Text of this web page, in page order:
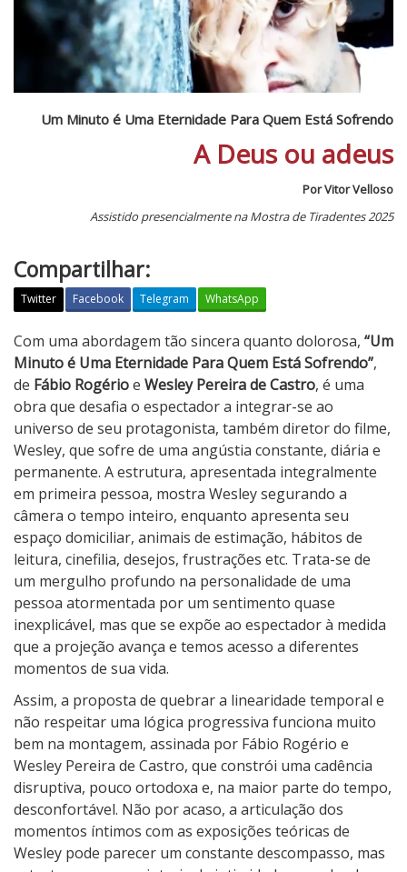
Um Minuto é Uma Eternidade Para Quem Está Sofrendo
A Deus ou adeus
Por Vitor Velloso
Assistido presencialmente na Mostra de Tiradentes 2025
Compartilhar:
Twitter Facebook Telegram WhatsApp
U
m
M
i
n
u
t
o
é
U
m
a
E
t
e
r
i
d
a
d
e
P
a
r
Com uma abordagem tão sincera quanto dolorosa, “Um
Minuto é Uma Eternidade Para Quem Está Sofrendo”,
de Fábio Rogérioe Wesley Pereira de Castro, é uma
obra que desafia o espectador a integrar-se ao
universo de seu protagonista, também diretor do filme,
Wesley, que sofre de uma angústia constante, diária e
permanente. A estrutura, apresentada integralmente
em primeira pessoa, mostra Wesley segurando a
câmera o tempo inteiro, enquanto apresenta seu
espaço domiciliar, animais de estimação, hábitos de
leitura, cinefilia, desejos, frustrações etc. Trata-se de
um mergulho profundo na personalidade de uma
pessoa atormentada por um sentimento quase
inexplicável, mas que se expõe ao espectador à medida
que a projeção avança e temos acesso a diferentes
momentos de sua vida.
Assim, a proposta de quebrar a linearidade temporal e
não respeitar uma lógica progressiva funciona muito
bem na montagem, assinada por Fábio Rogério e
Wesley Pereira de Castro, que constrói uma cadência
disruptiva, pouco ortodoxa e, na maior parte do tempo,
desconfortável. Não por acaso, a articulação dos
momentos íntimos com as exposições teóricas de
Wesley pode parecer um constante descompasso, mas